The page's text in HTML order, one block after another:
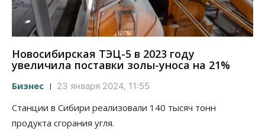
Новосибирская ТЭЦ-5 в 2023 году
увеличила поставки золы-уноса на 21%
Бизнес 23 января 2024, 11:55
Станции в Сибири реализовали 140 тысяч тонн
продукта сгорания угля.